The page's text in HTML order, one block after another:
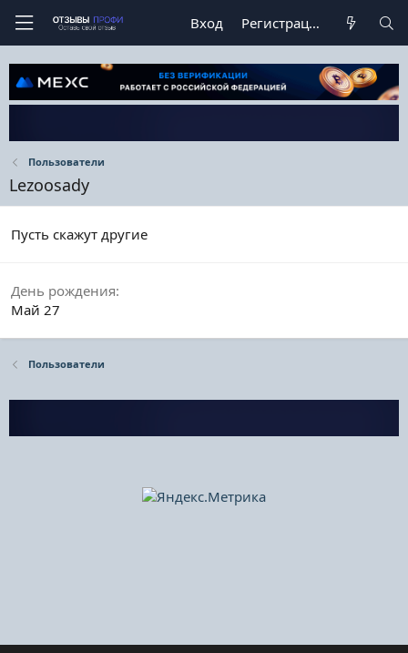
Вход Регистрация
Пользователи
Lezoosady
Пусть скажут другие
День рождения
Май 27
Пользователи